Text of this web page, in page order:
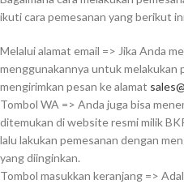
ikuti cara pemesanan yang berikut
Melalui alamat email => Jika Anda
menggunakannya untuk melakukan
mengirimkan pesan ke alamat
Tombol WA => Anda juga bisa
ditemukan di website resmi milik
lalu lakukan pemesanan dengan
yang diinginkan.
Tombol masukkan keranjang =>